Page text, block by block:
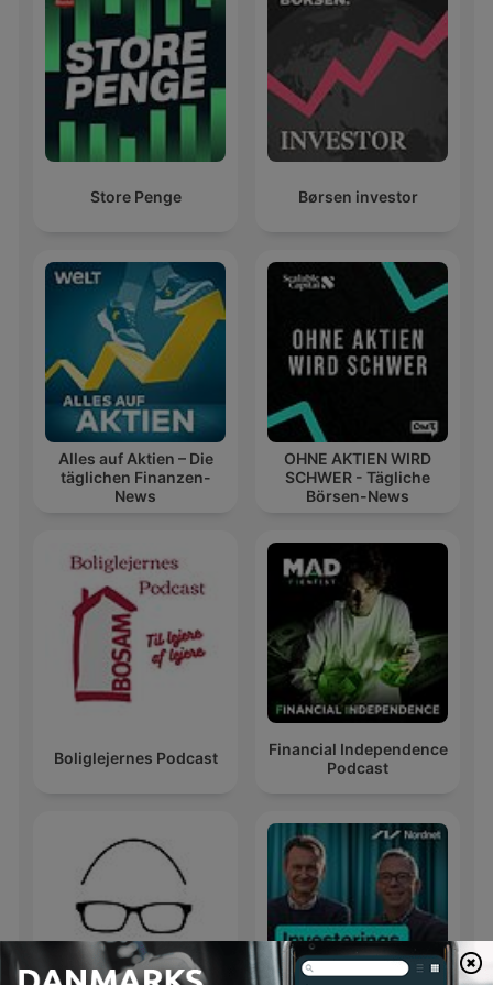
Store Penge Børsen investor
Alles auf Aktien – Die
täglichen Finanzen-
News
OHNE AKTIEN WIRD
SCHWER - Tägliche
Börsen-News
Boliglejernes Podcast
Financial Independence
Podcast